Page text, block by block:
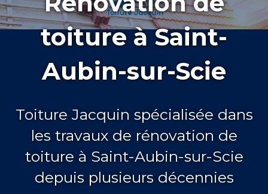
toiture à Saint-
Aubin-sur-Scie
Toiture Jacquin spécialisée dans
les travaux de rénovation de
toiture à Saint-Aubin-sur-Scie
depuis plusieurs décennies